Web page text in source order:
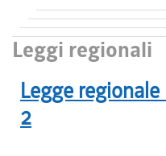
Leggi regionali
Legge regionale
2